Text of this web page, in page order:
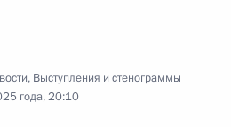
, Выступления и стенограммы
года, 20:10